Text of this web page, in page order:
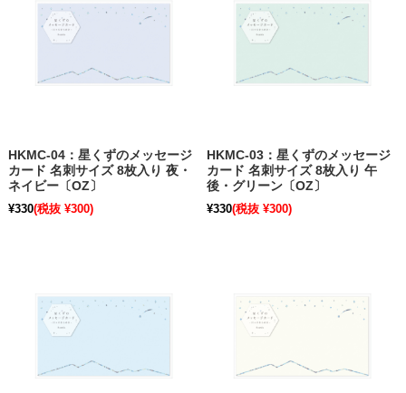
HKMC-04：星くずのメッセージ
カード 名刺サイズ 8枚入り 夜・
ネイビー〔OZ〕
¥330(税抜 ¥300)
HKMC-03：星くずのメッセージ
カード 名刺サイズ 8枚入り 午
後・グリーン〔OZ〕
¥330(税抜 ¥300)